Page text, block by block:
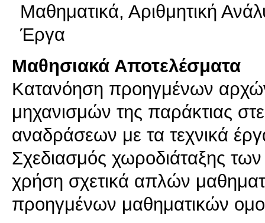
Μαθηματικά, Αριθμητική
Έργα
Μαθησιακά Αποτελέσματα
Κατανόηση προηγμένων
μηχανισμών της παράκτιας
αναδράσεων με τα τεχνικά
Σχεδιασμός χωροδιάταξης
χρήση σχετικά απλών
προηγμένων μαθηματικών